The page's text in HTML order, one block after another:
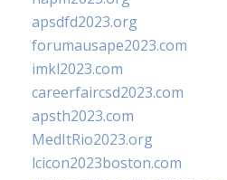
apsdfd2023.org
forumausape2023.com
imkl2023.com
careerfaircsd2023.com
apsth2023.com
MedItRio2023.org
lcicon2023boston.com